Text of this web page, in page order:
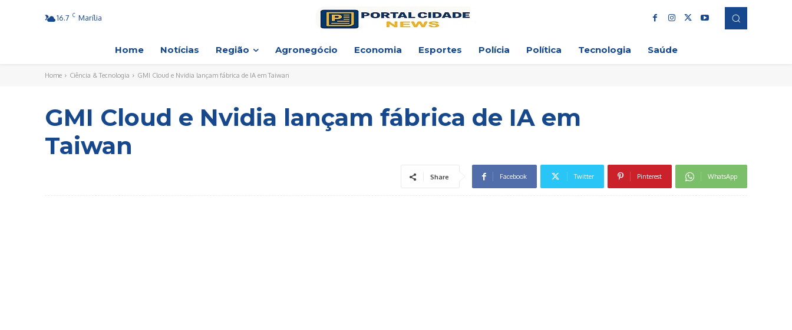
16.7 C Marília
Home Notícias Região Agronegócio Economia Esportes Polícia Política Tecnologia Saúde
Home Ciência & Tecnologia GMI Cloud e Nvidia lançam fábrica de IA em Taiwan
GMI Cloud e Nvidia lançam fábrica de IA em
Taiwan
Share Facebook Twitter Pinterest WhatsApp